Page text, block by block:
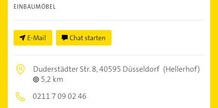
EINBAUMÖBEL
E-Mail Chat starten
Duderstädter Str. 8,40595 Düsseldorf (Hellerhof)
5,2 km
0211 7 09 02 46